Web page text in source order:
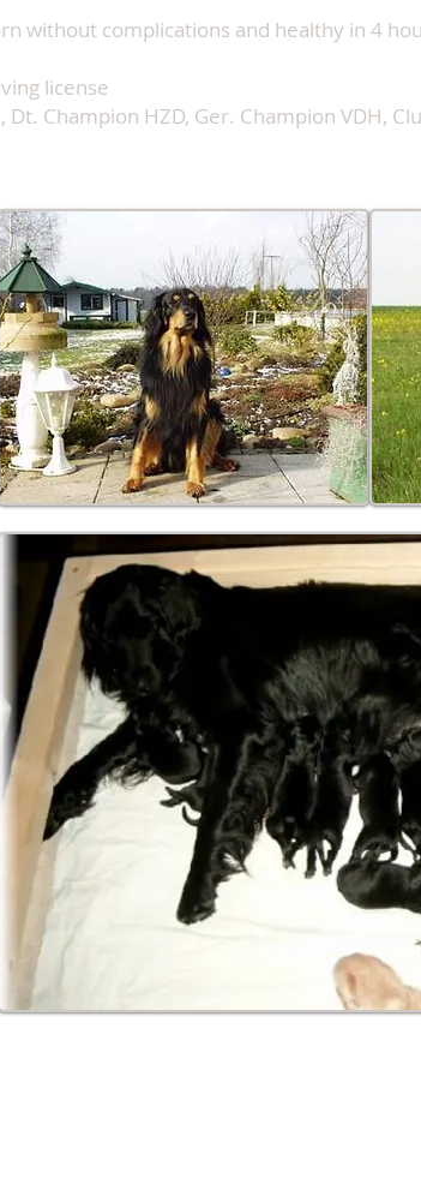
without complications and healthy in 4
license
Dt. Champion HZD, Ger. Champion VDH,